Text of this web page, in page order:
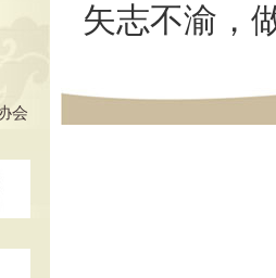
会
矢志不渝，